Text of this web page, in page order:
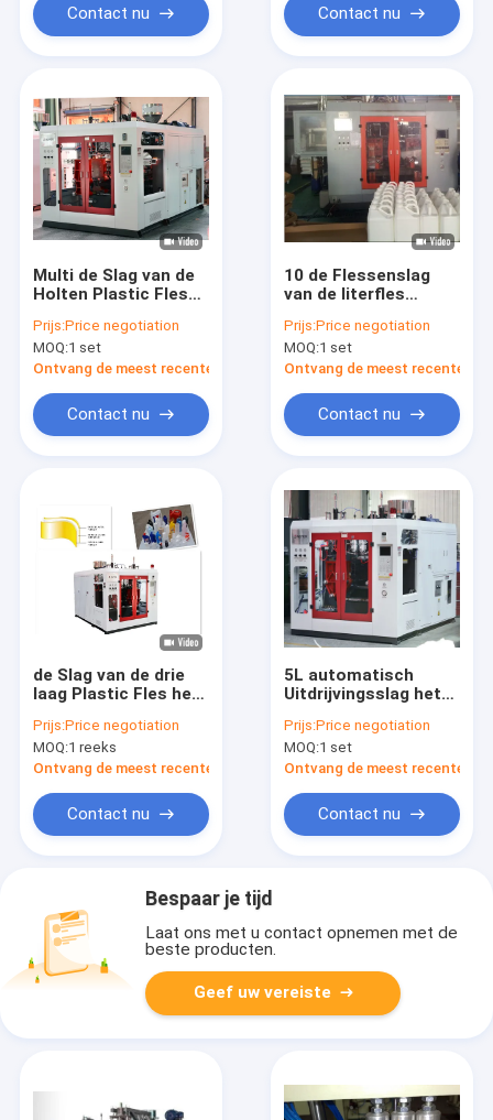
Contact nu Contact nu
Multi de Slag van de
Holten Plastic Fles
Prijs:Price negotiation
MOQ:1 set
Ontvang de meest recente Prijs
Contact nu
10 de Flessenslag
van de literfles
Machine
Prijs:Price negotiation
MOQ:1 set
Ontvang de meest recente
Contact nu
de Slag van de drie
laag Plastic Fles het
voor
schoonheidsmiddelenfles
Prijs:Price negotiation
MOQ:1 reeks
Ontvang de meest recente Prijs
Contact nu
5L automatisch
Uitdrijvingsslag het
Machinehoog
rendement voor
Jerrycancontainer
Prijs:Price negotiation
MOQ:1 set
Ontvang de meest recente
Contact nu
Bespaar je tijd
Laat ons met u contact opnemen met de
beste producten.
Geef uw vereiste